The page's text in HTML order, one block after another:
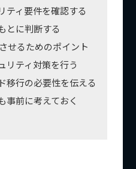
ティ要件を確認する
とに判断する
せるためのポイント
リティ対策を行う
移行の必要性を伝える
事前に考えておく